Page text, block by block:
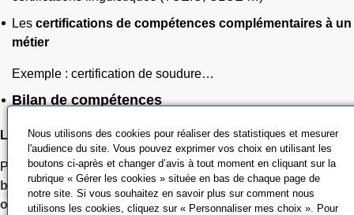
Les certifications de compétences complémentaires à un
métier
Exemple : certification de soudure…
Bilan de compétences
Le montant mobilisable est de 1 600 € maximum.
Pour être financé par le CPF, le titulaire ne doitpas avoir
bénéficié d’un bilan de compétences financé par un
organisme publicou privé(CPF, État, Région, France Travail,
Nous utilisons des cookies pour réaliser des statistiques et mesurer
l'audience du site. Vous pouvez exprimer vos choix en utilisant les
boutons ci-après et changer d’avis à tout moment en cliquant sur la
rubrique « Gérer les cookies » située en bas de chaque page de
notre site. Si vous souhaitez en savoir plus sur comment nous
utilisons les cookies, cliquez sur « Personnaliser mes choix ». Pour